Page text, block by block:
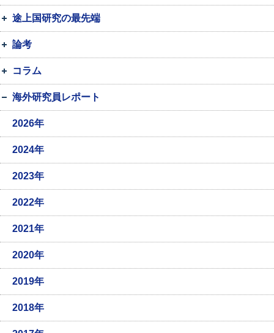
途上国研究の最先端
論考
コラム
海外研究員レポート
2026年
2024年
2023年
2022年
2021年
2020年
2019年
2018年